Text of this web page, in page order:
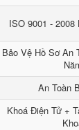
ISO 9001 - 2008
Bảo Vệ Hồ Sơ An
An Toàn
Khoá Điện Tử +